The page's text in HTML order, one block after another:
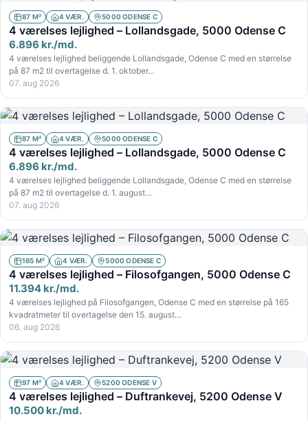
87 M² 4 VÆR. 5000 ODENSE C
4 værelses lejlighed – Lollandsgade, 5000 Odense C
6.896 kr./md.
4 værelses lejlighed beliggende Lollandsgade, Odense C med en størrelse
på 87 m2 til overtagelse d. 1. oktober…
07. aug 2026
87 M² 4 VÆR. 5000 ODENSE C
4 værelses lejlighed – Lollandsgade, 5000 Odense C
6.896 kr./md.
4 værelses lejlighed beliggende Lollandsgade, Odense C med en størrelse
på 87 m2 til overtagelse d. 1. august…
07. aug 2026
165 M² 4 VÆR. 5000 ODENSE C
4 værelses lejlighed – Filosofgangen, 5000 Odense C
11.394 kr./md.
4 værelses lejlighed på Filosofgangen, Odense C med en størrelse på 165
kvadratmeter til overtagelse den 15. august…
06. aug 2026
97 M² 4 VÆR. 5200 ODENSE V
4 værelses lejlighed – Duftrankevej, 5200 Odense V
10.500 kr./md.